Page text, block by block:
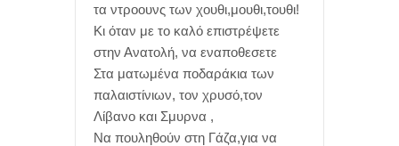
τα ντροουνς των χουθι,μουθι,τουθι!
Κι όταν με το καλό επιστρέψετε
στην Ανατολή, να εναποθεσετε
Στα ματωμένα ποδαράκια των
παλαιστίνιων, τον χρυσό,τον
Λίβανο και Σμυρνα ,
Να πουληθούν στη Γάζα,για να